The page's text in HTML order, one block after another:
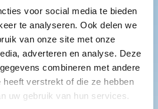
voor social media te bieden
te analyseren. Ook delen we
van onze site met onze
adverteren en analyse. Deze
combineren met andere
heeft verstrekt of die ze hebben
uw gebruik van hun services.